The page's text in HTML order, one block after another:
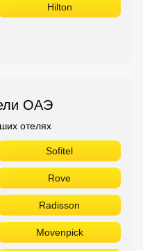
Hilton
ОАЭ
отелях
Sofitel
Rove
Radisson
Movenpick